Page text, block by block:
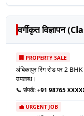
वर्गीकृत विज्ञापन
🏢 PROPERTY SALE
अंबिकापुर रिंग रोड पर 2
उपलब्ध।
📞 संपर्क:+91 98765
💼 URGENT JOB